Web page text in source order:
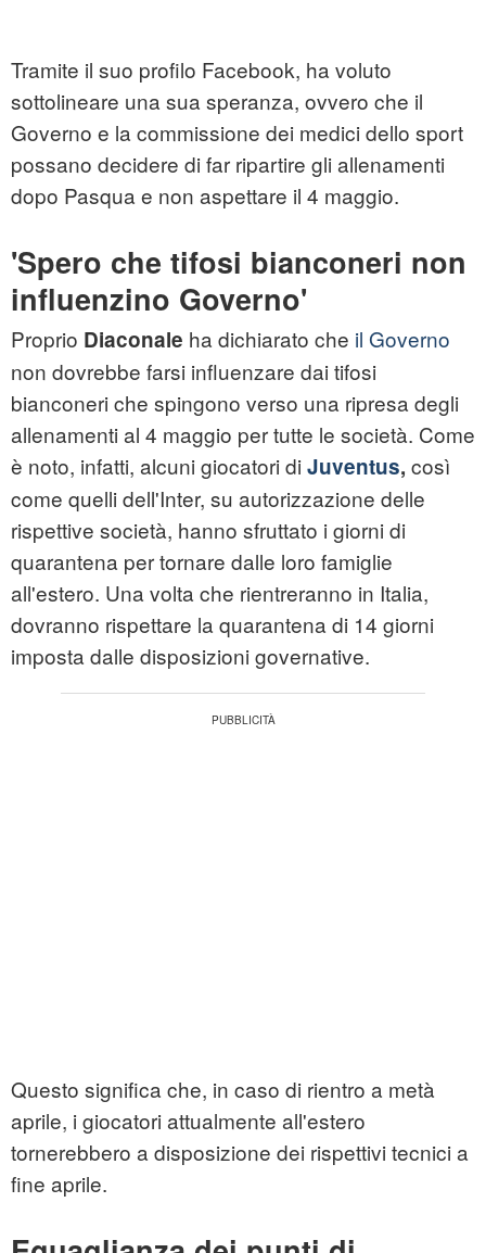
Tramite il suo profilo Facebook, ha voluto
sottolineare una sua speranza, ovvero che il
Governo e la commissione dei medici dello sport
possano decidere di far ripartire gli allenamenti
dopo Pasqua e non aspettare il 4 maggio.
'Spero che tifosi bianconeri non
influenzino Governo'
Proprio Diaconale ha dichiarato che il Governo
non dovrebbe farsi influenzare dai tifosi
bianconeri che spingono verso una ripresa degli
allenamenti al 4 maggio per tutte le società. Come
è noto, infatti, alcuni giocatori di Juventus, così
come quelli dell'Inter, su autorizzazione delle
rispettive società, hanno sfruttato i giorni di
quarantena per tornare dalle loro famiglie
all'estero. Una volta che rientreranno in Italia,
dovranno rispettare la quarantena di 14 giorni
imposta dalle disposizioni governative.
Questo significa che, in caso di rientro a metà
aprile, i giocatori attualmente all'estero
tornerebbero a disposizione dei rispettivi tecnici a
fine aprile.